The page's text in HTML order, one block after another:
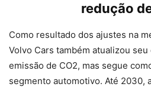
redução
Como resultado dos ajustes na
Volvo Cars também atualizou
emissão de CO2, mas segue
segmento automotivo. Até 2030,